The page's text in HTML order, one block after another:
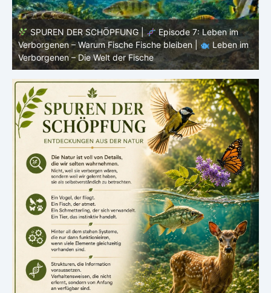
SPUREN DER SCHÖPFUNG |
Episode 6:
Fortpflanzung im offenen Raum – Ordnung ohne Nest |
Leben im Verborgenen – Die Welt der Fische